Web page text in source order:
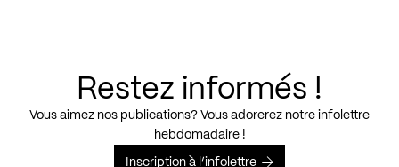
Restez informés !
Vous aimez nos publications? Vous adorerez notre infolettre
hebdomadaire !
Inscription à l’infolettre